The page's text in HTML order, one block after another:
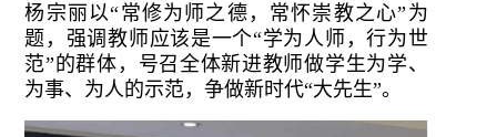
杨宗丽以“常修为师之德，常怀崇教之心”为
题，强调教师应该是一个“学为人师，行为世
范”的群体，号召全体新进教师做学生为学、
为事、为人的示范，争做新时代“大先生”。